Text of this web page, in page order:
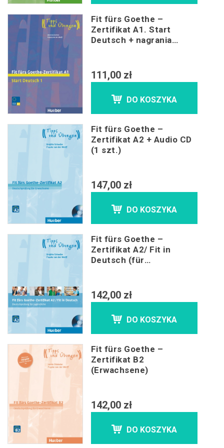
Fit fürs Goethe –
Zertifikat A1. Start
Deutsch + nagrania
111,00 zł
DO KOSZYKA
Fit fürs Goethe –
Zertifikat A2 + Audio CD
(1 szt.)
147,00 zł
DO KOSZYKA
Fit fürs Goethe –
Zertifikat A2/ Fit in
Deutsch (für
142,00 zł
DO KOSZYKA
Fit fürs Goethe –
Zertifikat B2
(Erwachsene)
142,00 zł
DO KOSZYKA